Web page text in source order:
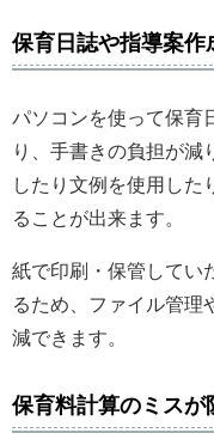
保育日誌や指導案作
パソコンを使って保育
り、手書きの負担が減
したり文例を使用した
ることが出来ます。
紙で印刷・保管してい
るため、ファイル管理
減できます。
保育料計算のミスが